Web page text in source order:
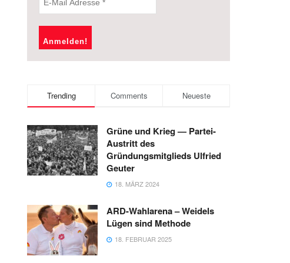
Trending Comments Neueste
Grüne und Krieg — Partei-
Austritt des
Gründungsmitglieds Ulfried
Geuter
18. MÄRZ 2024
ARD-Wahlarena – Weidels
Lügen sind Methode
18. FEBRUAR 2025